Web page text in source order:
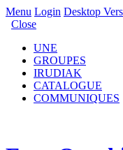
Menu Login Desktop
Close
UNE
GROUPES
IRUDIAK
CATALOGUE
COMMUNIQUES